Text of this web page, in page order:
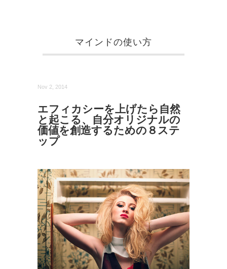
マインドの使い方
Nov 2, 2014
エフィカシーを上げたら自然
と起こる、自分オリジナルの
価値を創造するための８ステ
ップ